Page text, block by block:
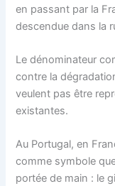
en passant par la
descendue dans la
Le dénominateur
contre la
veulent pas être
existantes.
Au Portugal, en
comme symbole
portée de main : le